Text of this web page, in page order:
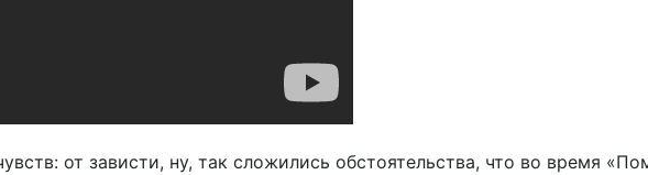
от зависти, ну, так сложились обстоятельства, что во время